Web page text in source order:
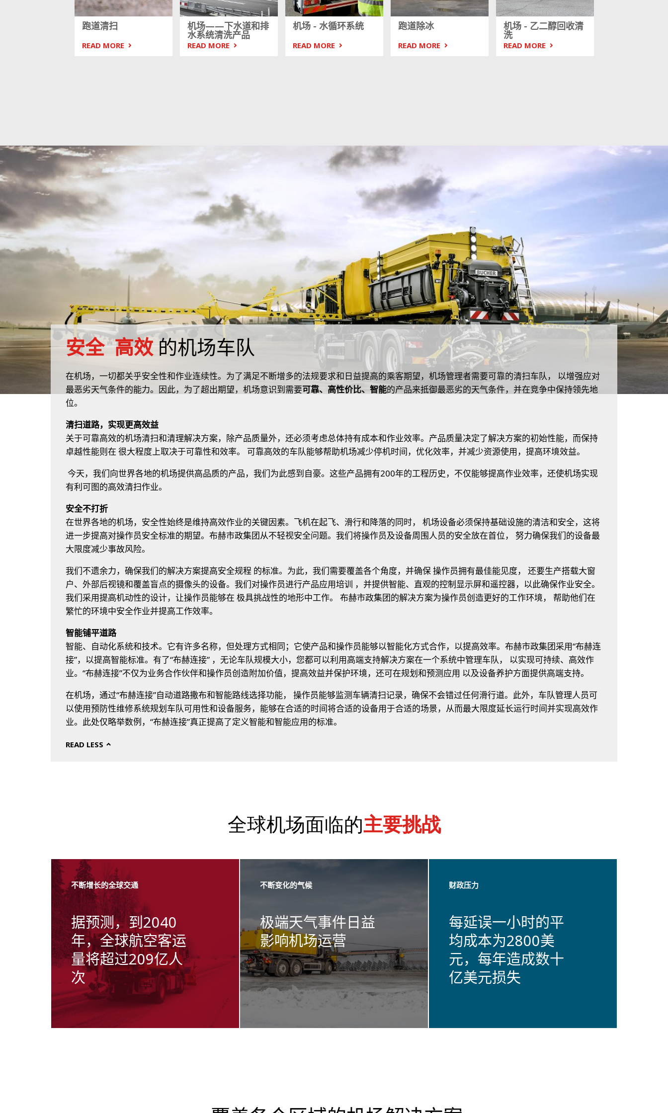
跑道清扫
READ MORE
机场——下水道和排
水系统清洗产品
READ MORE
机场 - 水循环系统
READ MORE
跑道除冰
READ MORE
机场 - 乙二醇回收清
洗
READ MORE
安全 高效的机场车队
在机场，一切都关乎安全性和作业连续性。为了满足不断增多的法规要求和日益提高的乘客期望，机场管理者需要可靠的清扫车队， 以增强应对
最恶劣天气条件的能力。因此，为了超出期望，机场意识到需要可靠、高性价比、智能的产品来抵御最恶劣的天气条件，并在竞争中保持领先地
位。
清扫道路，实现更高效益
关于可靠高效的机场清扫和清理解决方案，除产品质量外，还必须考虑总体持有成本和作业效率。产品质量决定了解决方案的初始性能，而保持
卓越性能则在 很大程度上取决于可靠性和效率。 可靠高效的车队能够帮助机场减少停机时间，优化效率，并减少资源使用，提高环境效益。
今天，我们向世界各地的机场提供高品质的产品，我们为此感到自豪。这些产品拥有200年的工程历史，不仅能够提高作业效率，还使机场实现
有利可图的高效清扫作业。
安全不打折
在世界各地的机场，安全性始终是维持高效作业的关键因素。飞机在起飞、滑行和降落的同时， 机场设备必须保持基础设施的清洁和安全，这将
进一步提高对操作员安全标准的期望。布赫市政集团从不轻视安全问题。我们将操作员及设备周围人员的安全放在首位， 努力确保我们的设备最
大限度减少事故风险。
我们不遗余力，确保我们的解决方案提高安全规程 的标准。 为此，我们需要覆盖各个角度，并确保操作员拥有最佳能见度， 还要生产搭载大窗
户、外部后视镜和覆盖盲点的摄像头的设备。 我们对操作员进行产品应用培训 ，并提供智能、直观的控制显示屏和遥控器，以此确保作业安全。
我们采用提高机动性的设计，让操作员能够在 极具挑战性的地形中工作。 布赫市政集团的解决方案为操作员创造更好的工作环境， 帮助他们在
繁忙的环境中安全作业并提高工作效率。
智能铺平道路
智能、自动化系统和技术。它有许多名称，但处理方式相同；它使产品和操作员能够以智能化方式合作，以提高效率。布赫市政集团采用“布赫连
接”，以提高智能标准。有了“布赫连接” ，无论车队规模大小，您都可以利用高端支持解决方案在一个系统中管理车队， 以实现可持续、高效作
业。“布赫连接”不仅为业务合作伙伴和操作员创造附加价值，提高效益并保护环境，还可在规划和预测应用 以及设备养护方面提供高端支持。
在机场，通过“布赫连接”自动道路撒布和智能路线选择功能， 操作员能够监测车辆清扫记录，确保不会错过任何滑行道。此外，车队管理人员可
以使用预防性维修系统规划车队可用性和设备服务，能够在合适的时间将合适的设备用于合适的场景，从而最大限度延长运行时间并实现高效作
业。此处仅略举数例，“布赫连接”真正提高了定义智能和智能应用的标准。
READ LESS
全球机场面临的主要挑战
不断增长的全球交通
据预测，到2040
年，全球航空客运
量将超过209亿人
次
不断变化的气候
极端天气事件日益
影响机场运营
财政压力
每延误一小时的平
均成本为2800美
元，每年造成数十
亿美元损失